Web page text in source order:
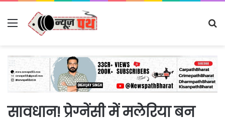
Menu
सावधान! प्रेग्नेंसी में मलेरिया बन